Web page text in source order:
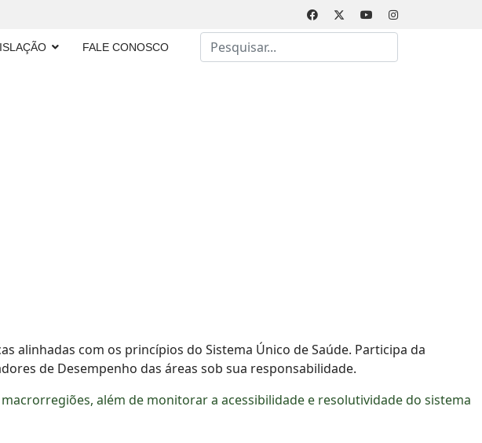
FALE CONOSCO
Busca
alinhadas com os princípios do Sistema Único de Saúde. Participa da
de Desempenho das áreas sob sua responsabilidade.
além de monitorar a acessibilidade e resolutividade do sistema